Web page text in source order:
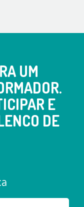
UM
E
DE